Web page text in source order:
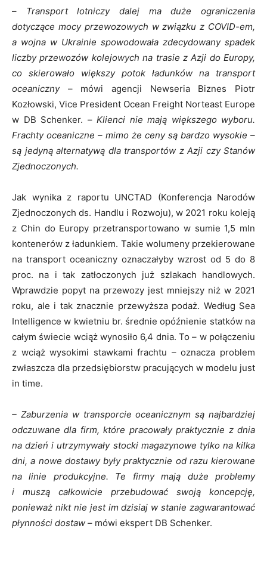
– Transport lotniczy dalej ma duże ograniczenia
dotyczące mocy przewozowych w związku z COVID-em,
a wojna w Ukrainie spowodowała zdecydowany spadek
liczby przewozów kolejowych na trasie z Azji do Europy,
co skierowało większy potok ładunków na transport
oceaniczny – mówi agencji Newseria Biznes Piotr
Kozłowski, Vice President Ocean Freight Norteast Europe
w DB Schenker. –Klienci nie mają większego wyboru.
Frachty oceaniczne – mimo że ceny są bardzo wysokie –
są jedyną alternatywą dla transportów z Azji czy Stanów
Zjednoczonych.
Jak wynika z raportu UNCTAD (Konferencja Narodów
Zjednoczonych ds. Handlu i Rozwoju), w 2021 roku koleją
z Chin do Europy przetransportowano w sumie 1,5 mln
kontenerów z ładunkiem. Takie wolumeny przekierowane
na transport oceaniczny oznaczałyby wzrost od 5 do 8
proc. na i tak zatłoczonych już szlakach handlowych.
Wprawdzie popyt na przewozy jest mniejszy niż w 2021
roku, ale i tak znacznie przewyższa podaż. Według Sea
Intelligence w kwietniu br. średnie opóźnienie statków na
całym świecie wciąż wynosiło 6,4 dnia. To – w połączeniu
z wciąż wysokimi stawkami frachtu – oznacza problem
zwłaszcza dla przedsiębiorstw pracujących w modelu just
in time.
– Zaburzenia w transporcie oceanicznym są najbardziej
odczuwane dla firm, które pracowały praktycznie z dnia
na dzień i utrzymywały stocki magazynowe tylko na kilka
dni, a nowe dostawy były praktycznie od razu kierowane
na linie produkcyjne. Te firmy mają duże problemy
i muszą całkowicie przebudować swoją koncepcję,
ponieważ nikt nie jest im dzisiaj w stanie zagwarantować
płynności dostaw – mówi ekspert DB Schenker.